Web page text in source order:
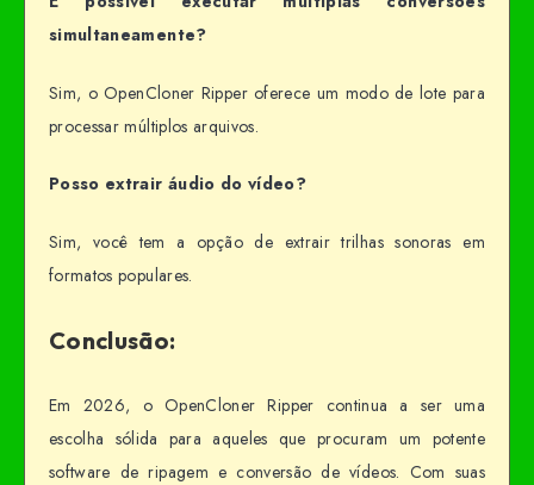
simultaneamente?
Sim, o OpenCloner Ripper oferece um modo de lote para
processar múltiplos arquivos.
Posso extrair áudio do vídeo?
Sim, você tem a opção de extrair trilhas sonoras em
formatos populares.
Conclusão:
Em 2026, o OpenCloner Ripper continua a ser uma
escolha sólida para aqueles que procuram um potente
software de ripagem e conversão de vídeos. Com suas